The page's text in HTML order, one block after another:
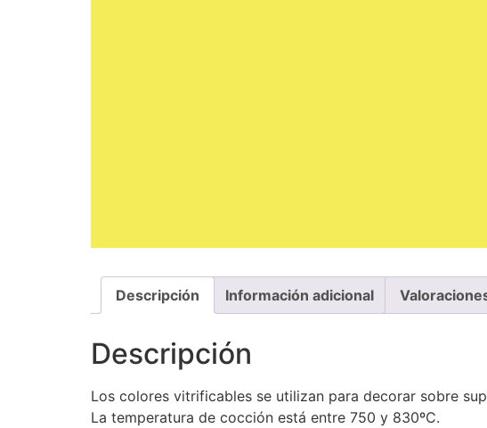
Descripción Información adicional
Descripción
Los colores vitrificables se utilizan para decorar sobre
La temperatura de cocción está entre 750 y 830ºC.